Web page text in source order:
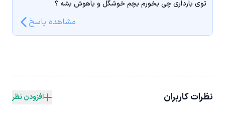
توی بارداری چی بخورم بچم خوشگل و باهوش بشه ؟
مشاهده پاسخ
نظرات کاربران افزودن نظر